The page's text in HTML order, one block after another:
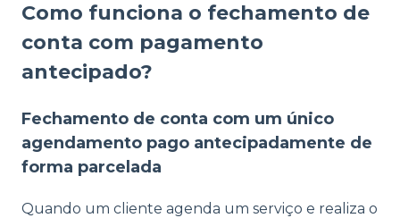
Como funciona o fechamento de
conta com pagamento
antecipado?
Fechamento de conta com um único
agendamento pago antecipadamente de
forma parcelada
Quando um cliente agenda um serviço e realiza o